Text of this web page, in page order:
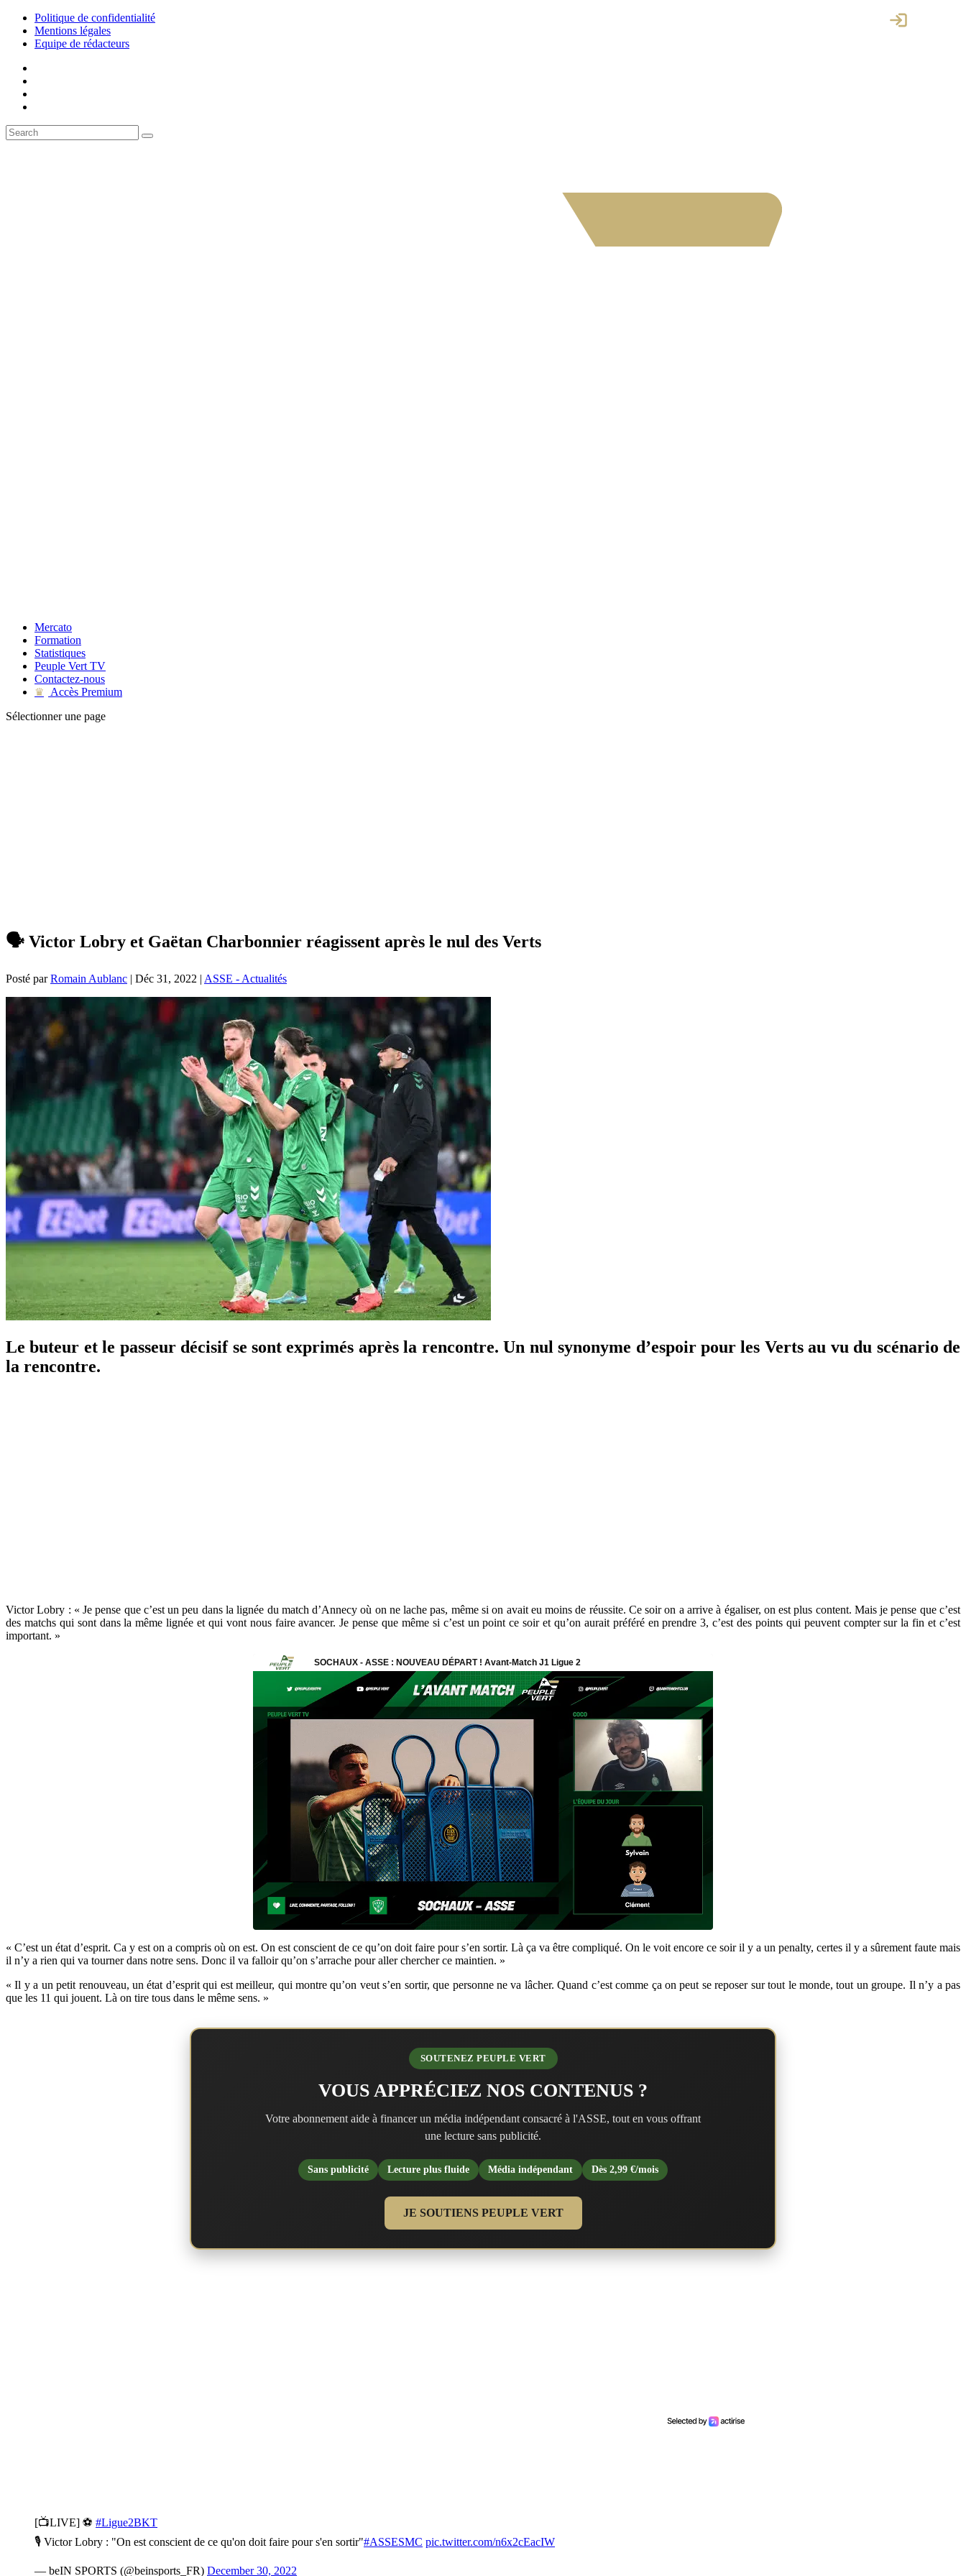
Politique de confidentialité
Mentions légales
Equipe de rédacteurs
Mercato
Formation
Statistiques
Peuple Vert TV
Contactez-nous
♛
Accès Premium
Sélectionner une page
🗣️ Victor Lobry et Gaëtan Charbonnier réagissent après le nul des Verts
Posté parRomain Aublanc | Déc 31, 2022 | ASSE - Actualités
Le buteur et le passeur décisif se sont exprimés après la rencontre. Un nul synonyme d’espoir pour les Verts au vu du scénario de
la rencontre.
Victor Lobry : « Je pense que c’est un peu dans la lignée du match d’Annecy où on ne lache pas, même si on avait eu moins de réussite. Ce soir on a arrive à égaliser, on est plus content. Mais je pense que c’est
des matchs qui sont dans la même lignée et qui vont nous faire avancer. Je pense que même si c’est un point ce soir et qu’on aurait préféré en prendre 3, c’est des points qui peuvent compter sur la fin et c’est
important. »
« C’est un état d’esprit. Ca y est on a compris où on est. On est conscient de ce qu’on doit faire pour s’en sortir. Là ça va être compliqué. On le voit encore ce soir il y a un penalty, certes il y a sûrement faute mais
il n’y a rien qui va tourner dans notre sens. Donc il va falloir qu’on s’arrache pour aller chercher ce maintien. »
« Il y a un petit renouveau, un état d’esprit qui est meilleur, qui montre qu’on veut s’en sortir, que personne ne va lâcher. Quand c’est comme ça on peut se reposer sur tout le monde, tout un groupe. Il n’y a pas
que les 11 qui jouent. Là on tire tous dans le même sens. »
SOUTENEZ PEUPLE VERT
VOUS APPRÉCIEZ NOS CONTENUS ?
Votre abonnement aide à financer un média indépendant consacré à l'ASSE, tout en vous offrant
une lecture sans publicité.
Sans publicité Lecture plus fluide Média indépendant Dès 2,99 €/mois
JE SOUTIENS PEUPLE VERT
[📺LIVE] ⚽️ #Ligue2BKT
🎙 Victor Lobry : "On est conscient de ce qu'on doit faire pour s'en sortir"#ASSESMC pic.twitter.com/n6x2cEacIW
— beIN SPORTS (@beinsports_FR) December 30, 2022